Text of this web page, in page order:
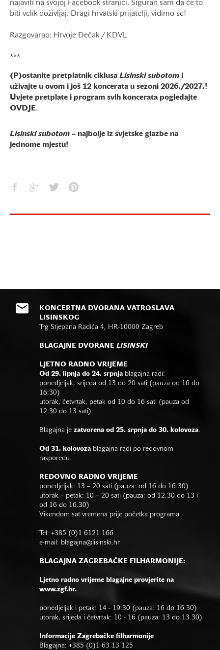
najaviti na svojoj Facebook stranici. Siguran sam da će to
biti velik doživljaj. Dragi hrvatski prijatelji, vidimo se!
Razgovarao: Hrvoje Dečak / KDVL
***
(P)ostanite pretplatnik ciklusa Lisinski subotom i
uživajte u ovom i još 12 koncerata u sezoni 2026./2027.!
Uvjete pretplate i program svih koncerata pogledajte
OVDJE.
Lisinski subotom – najbolje iz svjetske glazbe na
jednome mjestu!
KONCERTNA DVORANA VATROSLAVA
LISINSKOG
Trg Stjepana Radića 4, HR-10000 Zagreb
BLAGAJNE DVORANE LISINSKI
LJETNO RADNO VRIJEME
Od 29. lipnja do 24. srpnja blagajna radi:
ponedjeljak, srijeda od 13 do 20 sati (pauza od 16 do
16:30)
utorak, četvrtak, petak od 10 do 16 sati (pauza od
12:30 do 13 sati)
Blagajna je zatvorena od 25. srpnja do 30. kolovoza.
Od 31. kolovoza blagajna radi po redovnom
rasporedu.
REDOVNO RADNO VRIJEME
ponedjeljak: 13 – 20 sati (pauza: od 16 do 16.30)
utorak – petak: 10 – 20 sati (pauza: od 12.30 do 13 i
od 16 do 16.30)
Vikendom sat vremena prije početka programa.
Tel: +385 (0)1 6121 166
e-mail: blagajna@lisinski.hr
BLAGAJNA ZAGREBAČKE FILHARMONIJE:
Ljetno radno vrijeme blagajne provjerite na
www.zgf.hr.
ponedjeljak i petak: 14 - 19:30 (pauza: 16 do 16.30)
utorak, srijeda i četvrtak: 10 - 16 (pauza: 13 do 13.30)
Informacije Zagrebačke filharmonije
Blagajna: +385 (0)1 63 13 125